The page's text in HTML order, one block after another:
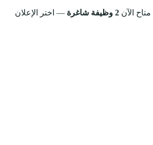
متاح الآن 2 وظيفة شاغرة
— اختر الإعلان